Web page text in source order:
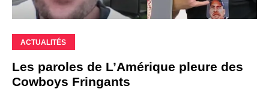
ACTUALITÉS
Les paroles de L’Amérique pleure des
Cowboys Fringants